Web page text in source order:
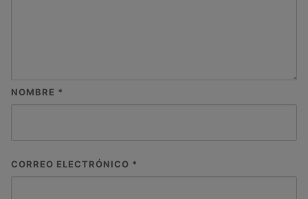
NOMBRE *
CORREO ELECTRÓNICO *